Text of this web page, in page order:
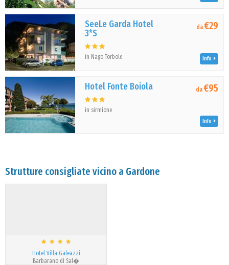
SeeLe Garda Hotel
3*S
in Nago Torbole
da€29
Info
Hotel Fonte Boiola
in sirmione
da€95
Info
Strutture consigliate vicino a Gardone
Hotel Villa Galeazzi
Barbarano di Sal�